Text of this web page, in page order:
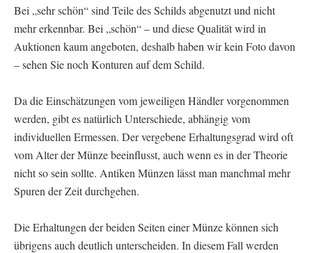
Bei „sehr schön“ sind Teile des Schilds abgenutzt und nicht
mehr erkennbar. Bei „schön“ – und diese Qualität wird in
Auktionen kaum angeboten, deshalb haben wir kein Foto davon
– sehen Sie noch Konturen auf dem Schild.
Da die Einschätzungen vom jeweiligen Händler vorgenommen
werden, gibt es natürlich Unterschiede, abhängig vom
individuellen Ermessen. Der vergebene Erhaltungsgrad wird oft
vom Alter der Münze beeinflusst, auch wenn es in der Theorie
nicht so sein sollte. Antiken Münzen lässt man manchmal mehr
Spuren der Zeit durchgehen.
Die Erhaltungen der beiden Seiten einer Münze können sich
übrigens auch deutlich unterscheiden. In diesem Fall werden